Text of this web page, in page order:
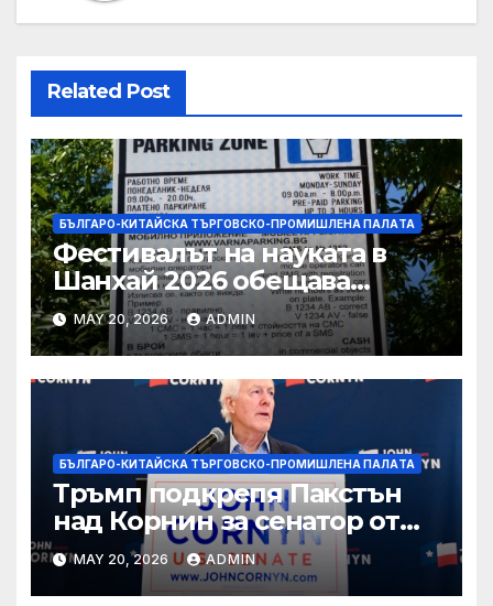
Related Post
БЪЛГАРО-КИТАЙСКА ТЪРГОВСКО-ПРОМИШЛЕНА ПАЛAТА
Фестивалът на науката в
Шанхай 2026 обещава
вълнуващи научно-
технологични иновации
MAY 20, 2026 ADMIN
БЪЛГАРО-КИТАЙСКА ТЪРГОВСКО-ПРОМИШЛЕНА ПАЛAТА
Тръмп подкрепя Пакстън
над Корнин за сенатор от
Тексас в шокираща
подкрепа
MAY 20, 2026 ADMIN